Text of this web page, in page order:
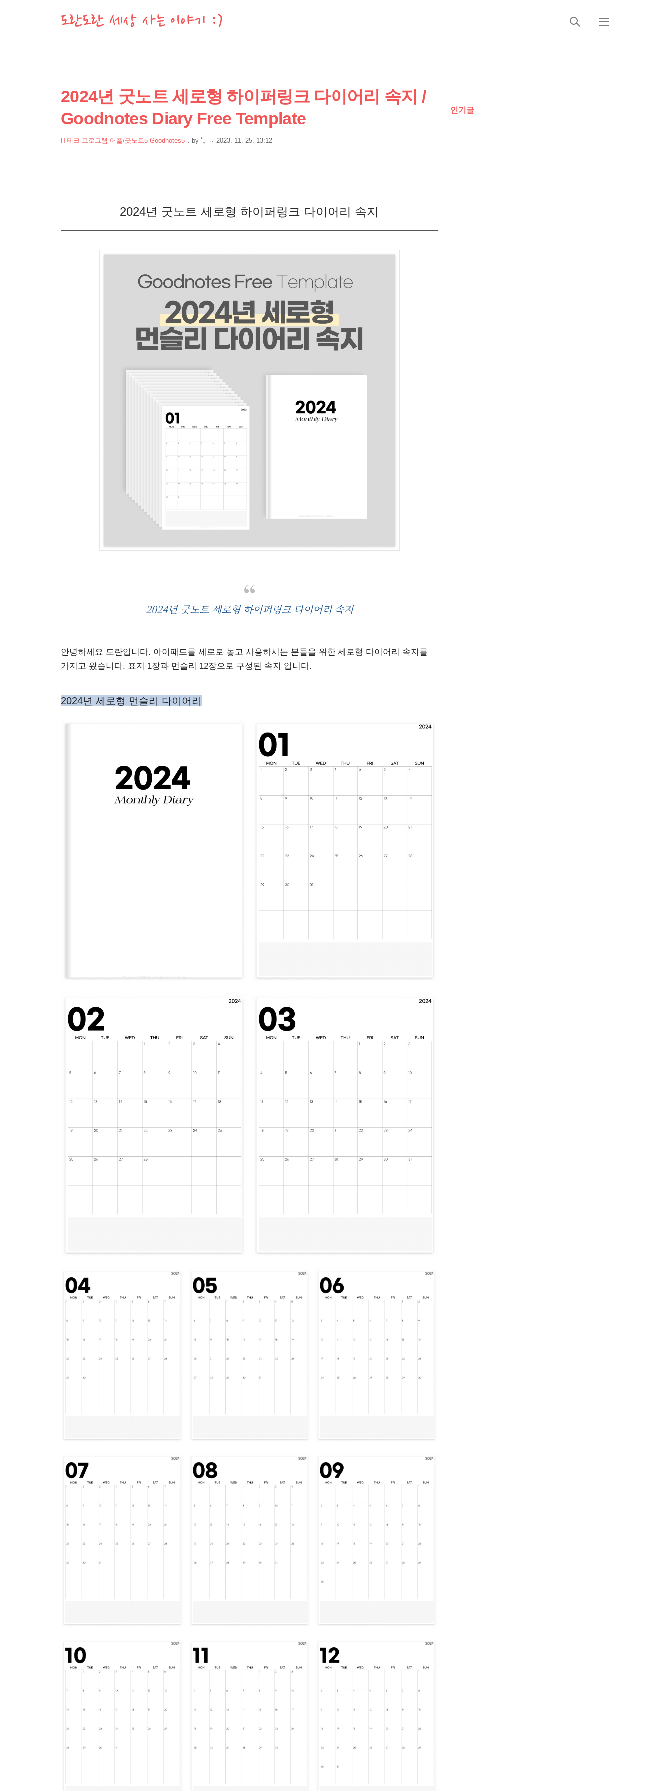
도란도란 세상 사는 이야기 :)
검
메
상
세
컨
츠
본
문
제
목
2024년 굿노트 세로형 하이퍼링크 다이어리 속지 /
Goodnotes Diary Free Template
IT테크 프로그램 어플/굿노트5 Goodnotes5 by ˚。 2023. 11. 25. 13:12
2024년 굿노트 세로형 하이퍼링크 다이어리 속지
2024년 굿노트 세로형 하이퍼링크 다이어리 속지
안녕하세요 도란입니다. 아이패드를 세로로 놓고 사용하시는 분들을 위한 세로형 다이어리 속지를
가지고 왔습니다. 표지 1장과 먼슬리 12장으로 구성된 속지 입니다.
2024년 세로형 먼슬리 다이어리
가
인기글